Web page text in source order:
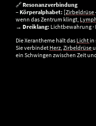
🔗 Resonanzverbindung
– Körperalphabet: [Zirbeldrüse
wenn das Zentrum klingt,
→ Dreiklang: Lichtbewahrung ·
Die Xerantheme hält das Licht in
Sie verbindet Herz,Zirbeldrüse
ein Schwingen zwischen Zeit